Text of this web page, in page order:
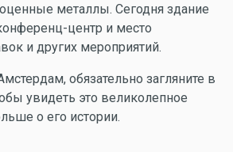
металлы. Сегодня здание
центр и место
и других мероприятий.
обязательно загляните в
увидеть это великолепное
о его истории.